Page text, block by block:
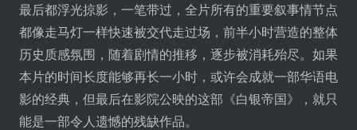
最后都浮光掠影，一笔带过，全片所有的重要叙事情节点
都像走马灯一样快速被交代走过场，前半小时营造的整体
历史质感氛围，随着剧情的推移，逐步被消耗殆尽。如果
本片的时间长度能够再长一小时，或许会成就一部华语电
影的经典，但最后在影院公映的这部《白银帝国》，就只
能是一部令人遗憾的残缺作品。